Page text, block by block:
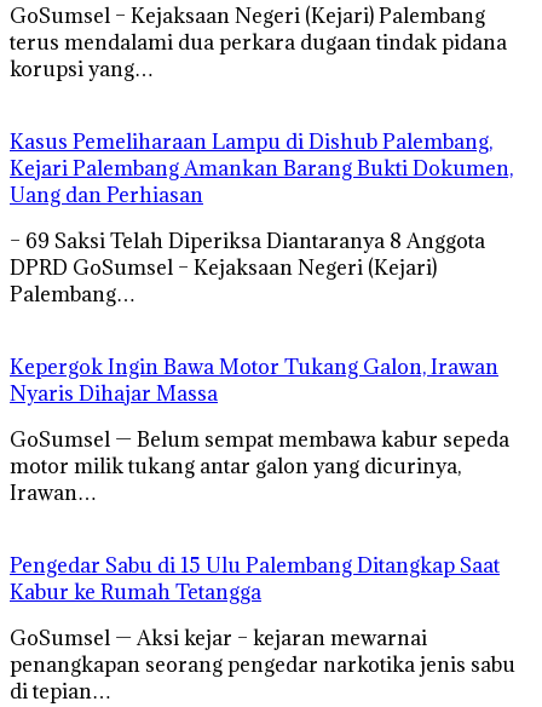
GoSumsel – Kejaksaan Negeri (Kejari) Palembang
terus mendalami dua perkara dugaan tindak pidana
korupsi yang…
Kasus Pemeliharaan Lampu di Dishub Palembang,
Kejari Palembang Amankan Barang Bukti Dokumen,
Uang dan Perhiasan
– 69 Saksi Telah Diperiksa Diantaranya 8 Anggota
DPRD GoSumsel – Kejaksaan Negeri (Kejari)
Palembang…
Kepergok Ingin Bawa Motor Tukang Galon, Irawan
Nyaris Dihajar Massa
GoSumsel — Belum sempat membawa kabur sepeda
motor milik tukang antar galon yang dicurinya,
Irawan…
Pengedar Sabu di 15 Ulu Palembang Ditangkap Saat
Kabur ke Rumah Tetangga
GoSumsel — Aksi kejar – kejaran mewarnai
penangkapan seorang pengedar narkotika jenis sabu
di tepian…